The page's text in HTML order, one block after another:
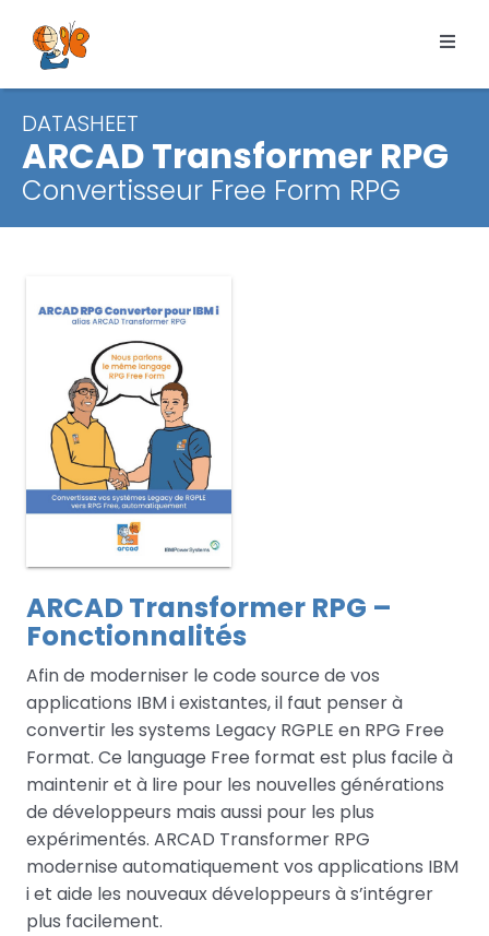
content
Products
Services
Pricing
Resources
DATASHEET
ARCAD Transformer RPG
Convertisseur Free Form RPG
ARCAD Transformer RPG –
Fonctionnalités
Afin de moderniser le code source de vos
applications IBM i existantes, il faut penser à
convertir les systems Legacy RGPLE en RPG Free
Format. Ce language Free format est plus facile à
maintenir et à lire pour les nouvelles générations
de développeurs mais aussi pour les plus
expérimentés. ARCAD Transformer RPG
modernise automatiquement vos applications IBM
i et aide les nouveaux développeurs à s’intégrer
plus facilement.